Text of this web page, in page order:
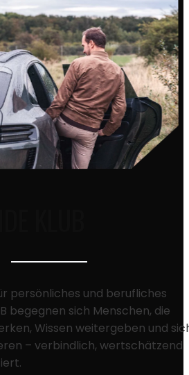
persönliches und berufliches
begegnen sich Menschen, die
Wissen weitergeben und
– verbindlich, wertschätzend